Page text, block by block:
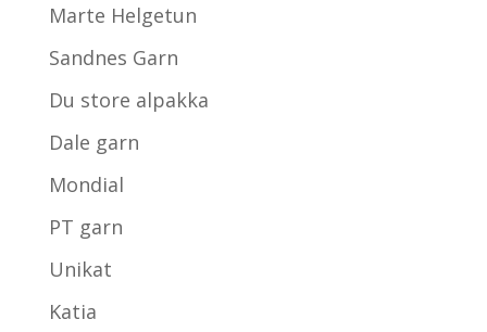
Marte Helgetun
Sandnes Garn
Du store alpakka
Dale garn
Mondial
PT garn
Unikat
Katia